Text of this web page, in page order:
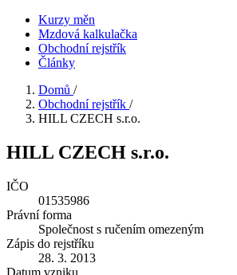
Kurzy měn
Mzdová kalkulačka
Obchodní rejstřík
Články
Domů /
Obchodní rejstřík /
HILL CZECH s.r.o.
HILL CZECH s.r.o.
IČO
01535986
Právní forma
Společnost s ručením omezeným
Zápis do rejstříku
28. 3. 2013
Datum vzniku